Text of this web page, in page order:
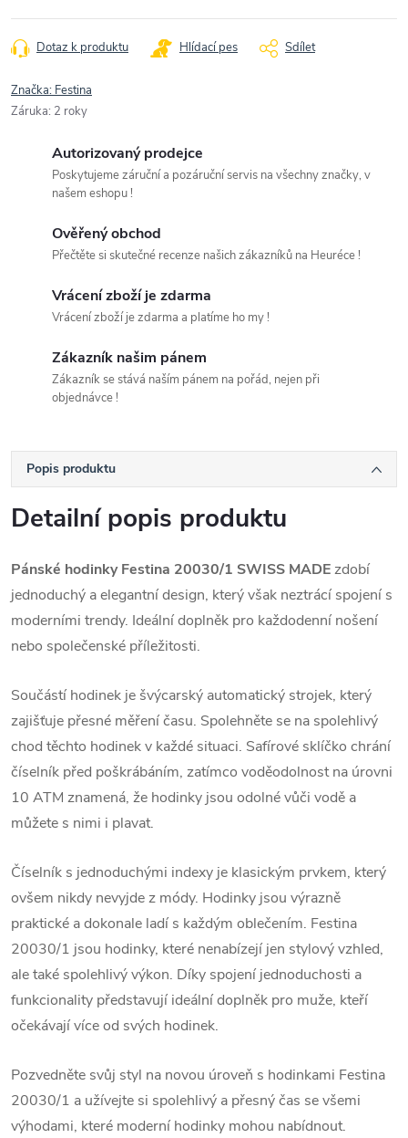
Dotaz k produktu Hlídací pes Sdílet
Značka: Festina
Záruka: 2 roky
Autorizovaný prodejce
Poskytujeme záruční a pozáruční servis na všechny značky, v
našem eshopu !
Ověřený obchod
Přečtěte si skutečné recenze našich zákazníků na Heuréce !
Vrácení zboží je zdarma
Vrácení zboží je zdarma a platíme ho my !
Zákazník našim pánem
Zákazník se stává naším pánem na pořád, nejen při
objednávce !
Popis produktu
Detailní popis produktu
Pánské hodinky Festina 20030/1 SWISS MADEzdobí
jednoduchý a elegantní design, který však neztrácí spojení s
moderními trendy. Ideální doplněk pro každodenní nošení
nebo společenské příležitosti.
Součástí hodinek je švýcarský automatický strojek, který
zajišťuje přesné měření času. Spolehněte se na spolehlivý
chod těchto hodinek v každé situaci. Safírové sklíčko chrání
číselník před poškrábáním, zatímco voděodolnost na úrovni
10 ATM znamená, že hodinky jsou odolné vůči vodě a
můžete s nimi i plavat.
Číselník s jednoduchými indexy je klasickým prvkem, který
ovšem nikdy nevyjde z módy. Hodinky jsou výrazně
praktické a dokonale ladí s každým oblečením. Festina
20030/1 jsou hodinky, které nenabízejí jen stylový vzhled,
ale také spolehlivý výkon. Díky spojení jednoduchosti a
funkcionality představují ideální doplněk pro muže, kteří
očekávají více od svých hodinek.
Pozvedněte svůj styl na novou úroveň s hodinkami Festina
20030/1 a užívejte si spolehlivý a přesný čas se všemi
výhodami, které moderní hodinky mohou nabídnout.